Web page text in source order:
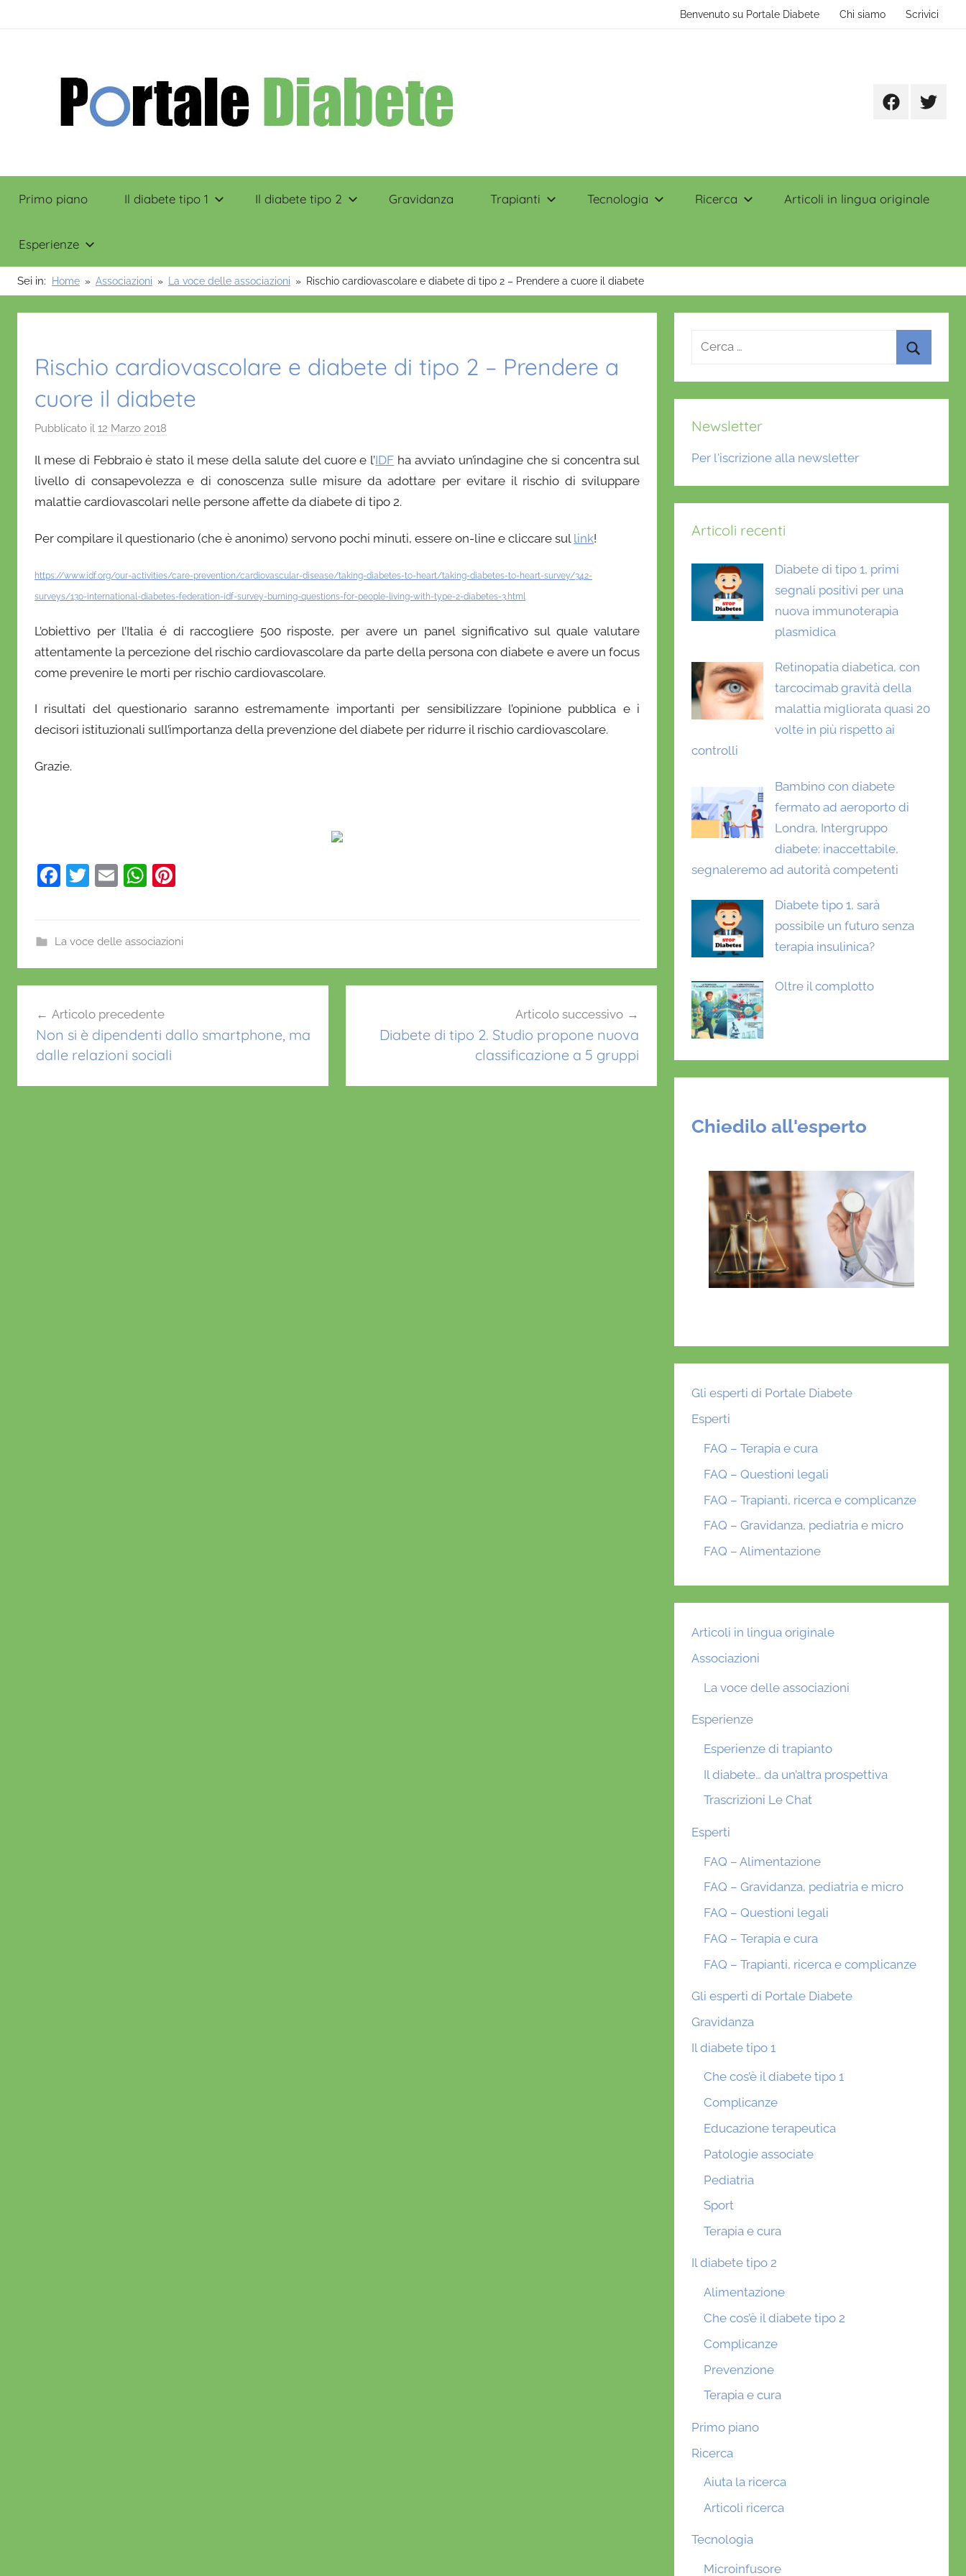
Benvenuto su Portale Diabete Chi siamo Scrivici
Portale
Diabete
FacebookTwitter
Primo piano Il diabete tipo 1 Il diabete tipo 2 Gravidanza Trapianti Tecnologia Ricerca Articoli in lingua originale
Esperienze
Sei in: Home Associazioni La voce delle associazioni Rischio cardiovascolare e diabete di tipo 2 – Prendere a cuore il diabete
Rischio cardiovascolare e diabete di tipo 2 – Prendere a
cuore il diabete
Pubblicato il 12 Marzo 2018
D
a
n
e
a
D
O
n
o
r
i
Il mese di Febbraio è stato il mese della salute del cuore e l’IDF ha avviato un’indagine che si concentra sul
livello di consapevolezza e di conoscenza sulle misure da adottare per evitare il rischio di sviluppare
malattie cardiovascolari nelle persone affette da diabete di tipo 2.
Per compilare il questionario (che è anonimo) servono pochi minuti, essere on-line e cliccare sul link!
https://www.idf.org/our-activities/care-prevention/cardiovascular-disease/taking-diabetes-to-heart/taking-diabetes-to-heart-survey/342-
surveys/130-international-diabetes-federation-idf-survey-burning-questions-for-people-living-with-type-2-diabetes-3.html
L’obiettivo per l’Italia é di raccogliere 500 risposte, per avere un panel significativo sul quale valutare
attentamente la percezione del rischio cardiovascolare da parte della persona con diabete e avere un focus
come prevenire le morti per rischio cardiovascolare.
I risultati del questionario saranno estremamente importanti per sensibilizzare l’opinione pubblica e i
decisori istituzionali sull’importanza della prevenzione del diabete per ridurre il rischio cardiovascolare.
Grazie.
F
e
b
o
o
k
T
er
E
l
W
s
A
p
p
e
st
La voce delle associazioni
articoli
Articolo precedente
Non si è dipendenti dallo smartphone, ma
dalle relazioni sociali
Articolo successivo
Diabete di tipo 2. Studio propone nuova
classificazione a 5 gruppi
Ricerca
Newsletter
Per l'iscrizione alla newsletter
Articoli recenti
Diabete di tipo 1, primi
segnali positivi per una
nuova immunoterapia
plasmidica
Retinopatia diabetica, con
tarcocimab gravità della
malattia migliorata quasi 20
volte in più rispetto ai
controlli
Bambino con diabete
fermato ad aeroporto di
Londra, Intergruppo
diabete: inaccettabile,
segnaleremo ad autorità competenti
Diabete tipo 1, sarà
possibile un futuro senza
terapia insulinica?
Oltre il complotto
Chiedilo all'esperto
Gli esperti di Portale Diabete
Esperti
FAQ – Terapia e cura
FAQ – Questioni legali
FAQ – Trapianti, ricerca e complicanze
FAQ – Gravidanza, pediatria e micro
FAQ – Alimentazione
Articoli in lingua originale
Associazioni
La voce delle associazioni
Esperienze
Esperienze di trapianto
Il diabete… da un’altra prospettiva
Trascrizioni Le Chat
Esperti
FAQ – Alimentazione
FAQ – Gravidanza, pediatria e micro
FAQ – Questioni legali
FAQ – Terapia e cura
FAQ – Trapianti, ricerca e complicanze
Gli esperti di Portale Diabete
Gravidanza
Il diabete tipo 1
Che cos’è il diabete tipo 1
Complicanze
Educazione terapeutica
Patologie associate
Pediatria
Sport
Terapia e cura
Il diabete tipo 2
Alimentazione
Che cos’è il diabete tipo 2
Complicanze
Prevenzione
Terapia e cura
Primo piano
Ricerca
Aiuta la ricerca
Articoli ricerca
Tecnologia
Microinfusore